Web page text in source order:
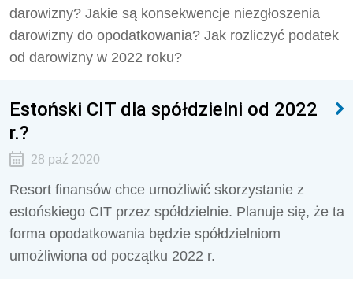
darowizny? Jakie są konsekwencje niezgłoszenia
darowizny do opodatkowania? Jak rozliczyć podatek
od darowizny w 2022 roku?
Estoński CIT dla spółdzielni od 2022
r.?
28 paź 2020
Resort finansów chce umożliwić skorzystanie z
estońskiego CIT przez spółdzielnie. Planuje się, że ta
forma opodatkowania będzie spółdzielniom
umożliwiona od początku 2022 r.